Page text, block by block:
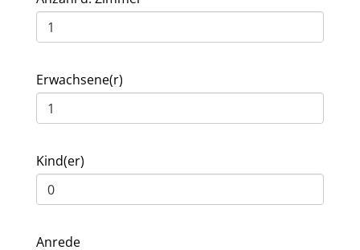
Erwachsene(r)
Kind(er)
Anrede